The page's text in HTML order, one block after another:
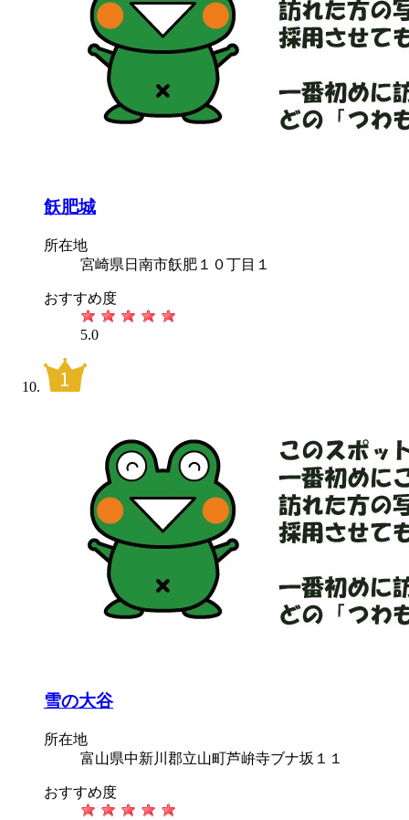
飫肥城
所在地
宮崎県日南市飫肥１０丁目１
おすすめ度
5.0
雪の大谷
所在地
富山県中新川郡立山町芦峅寺ブナ坂１１
おすすめ度